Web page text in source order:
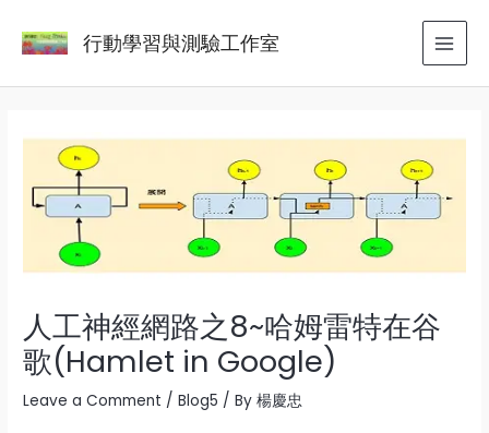
行動學習與測驗工作室
人工神經網路之8~哈姆雷特在谷
歌(Hamlet in Google)
Leave a Comment /Blog5 / By楊慶忠
navigation